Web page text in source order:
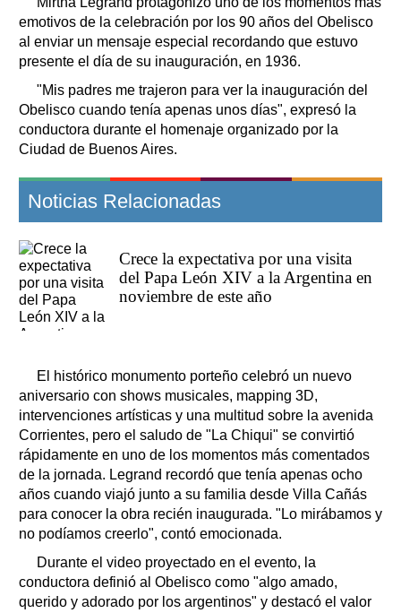
emotivos de la celebración por los 90 años del Obelisco
al enviar un mensaje especial recordando que estuvo
presente el día de su inauguración, en 1936.
"Mis padres me trajeron para ver la inauguración del
Obelisco cuando tenía apenas unos días", expresó la
conductora durante el homenaje organizado por la
Ciudad de Buenos Aires.
Noticias Relacionadas
Crece la expectativa por una visita
del Papa León XIV a la Argentina en
noviembre de este año
El histórico monumento porteño celebró un nuevo
aniversario con shows musicales, mapping 3D,
intervenciones artísticas y una multitud sobre la avenida
Corrientes, pero el saludo de "La Chiqui" se convirtió
rápidamente en uno de los momentos más comentados
de la jornada. Legrand recordó que tenía apenas ocho
años cuando viajó junto a su familia desde Villa Cañás
para conocer la obra recién inaugurada. "Lo mirábamos y
no podíamos creerlo", contó emocionada.
Durante el video proyectado en el evento, la
conductora definió al Obelisco como "algo amado,
querido y adorado por los argentinos" y destacó el valor